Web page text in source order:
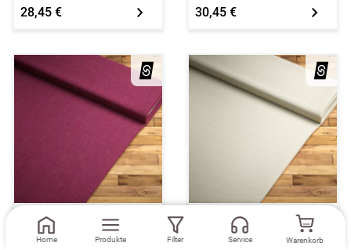
28,45 €
30,45 €
Verdunklungsstoff Lysel
#3L Mocorito in altrosa
37078
Verdunklungsstoff Lysel
#3L Mocorito in beige
37078
Home Produkte Filter Service Warenkorb